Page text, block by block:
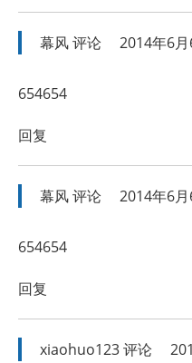
幕风评论 2014年6
654654
回复
幕风评论 2014年6
654654
回复
xiaohuo123评论